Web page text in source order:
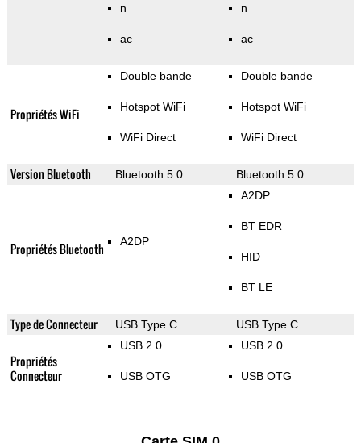
n
ac
n
ac
Propriétés WiFi
Double bande
Hotspot WiFi
WiFi Direct
Double bande
Hotspot WiFi
WiFi Direct
Version Bluetooth Bluetooth 5.0 Bluetooth 5.0
Propriétés Bluetooth A2DP
A2DP
BT EDR
HID
BT LE
Type de Connecteur USB Type C USB Type C
Propriétés
Connecteur
USB 2.0
USB OTG
USB 2.0
USB OTG